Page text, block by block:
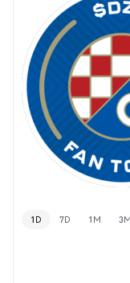
1D 7D 1M 3M